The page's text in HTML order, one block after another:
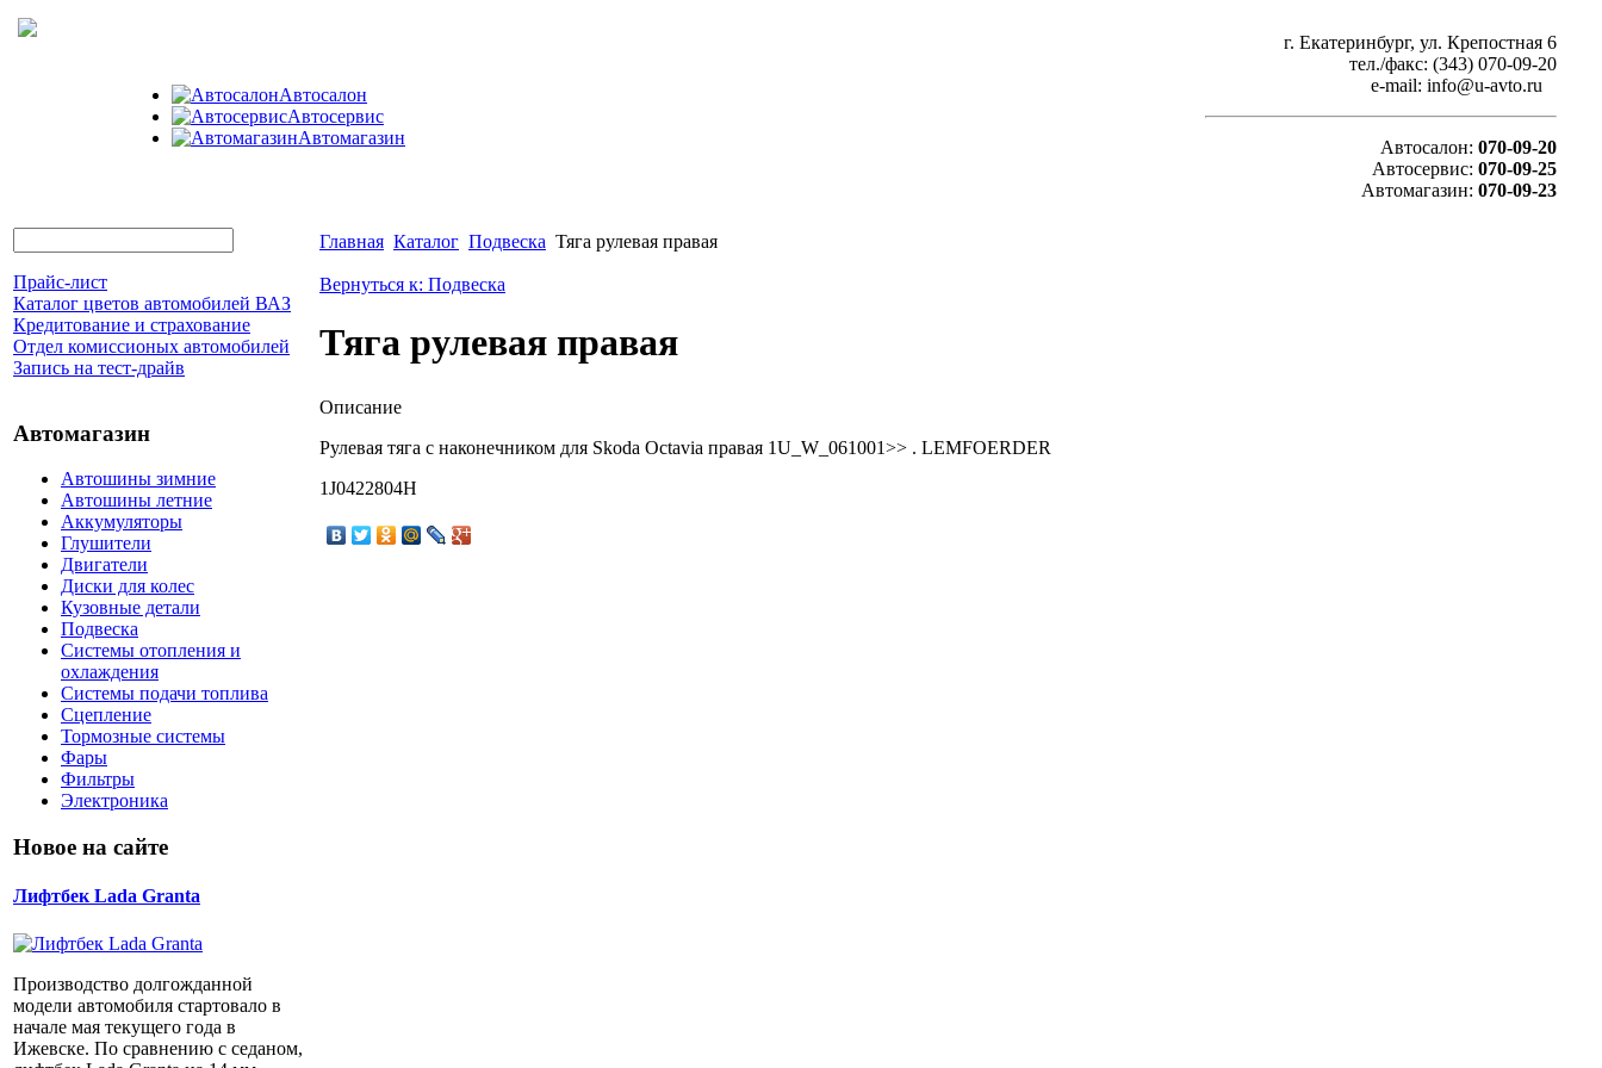
Автосалон
Автосервис
Автомагазин
г. Екатеринбург, ул. Крепостная 6
тел./факс: (343) 070-09-20
e-mail: info@u-avto.ru
Автосалон: 070-09-20
Автосервис: 070-09-25
Автомагазин: 070-09-23
Прайс-лист
Каталог цветов автомобилей ВАЗ
Кредитование и страхование
Отдел комиссионых автомобилей
Запись на тест-драйв
Автомагазин
Автошины зимние
Автошины летние
Аккумуляторы
Глушители
Двигатели
Диски для колес
Кузовные детали
Подвеска
Системы отопления и
охлаждения
Системы подачи топлива
Сцепление
Тормозные системы
Фары
Фильтры
Электроника
Новое на сайте
Лифтбек Lada Granta
Производство долгожданной
модели автомобиля стартовало в
начале мая текущего года в
Ижевске. По сравнению с седаном,
Главная Каталог Подвеска Тяга рулевая правая
Вернуться к: Подвеска
Тяга рулевая правая
Описание
Рулевая тяга с наконечником для Skoda Octavia правая 1U_W_061001>> . LEMFOERDER
1J0422804H